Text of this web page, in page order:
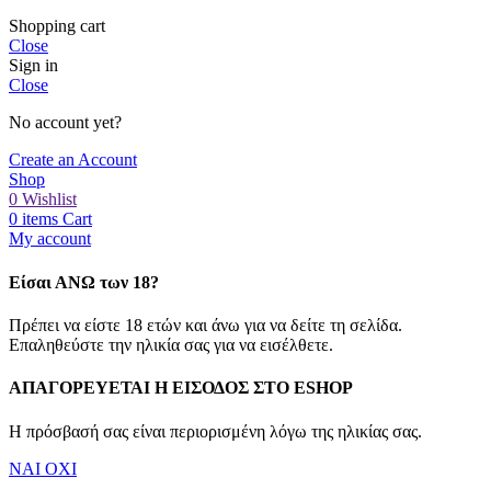
Shopping cart
Close
Sign in
Close
No account yet?
Create an Account
Shop
0 Wishlist
0 items Cart
My account
Είσαι ΑΝΩ των 18?
Πρέπει να είστε 18 ετών και άνω για να δείτε τη σελίδα.
Επαληθεύστε την ηλικία σας για να εισέλθετε.
ΑΠΑΓΟΡΕΥΕΤΑΙ Η ΕΙΣΟΔΟΣ ΣΤO ESHOP
Η πρόσβασή σας είναι περιορισμένη λόγω της ηλικίας σας.
ΝΑΙ ΟΧΙ